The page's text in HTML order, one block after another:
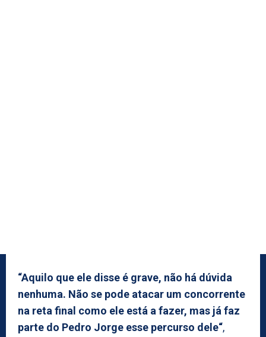
“Aquilo que ele disse é grave, não há dúvida
nenhuma. Não se pode atacar um concorrente
na reta final como ele está a fazer, mas já faz
parte do Pedro Jorge esse percurso dele“,